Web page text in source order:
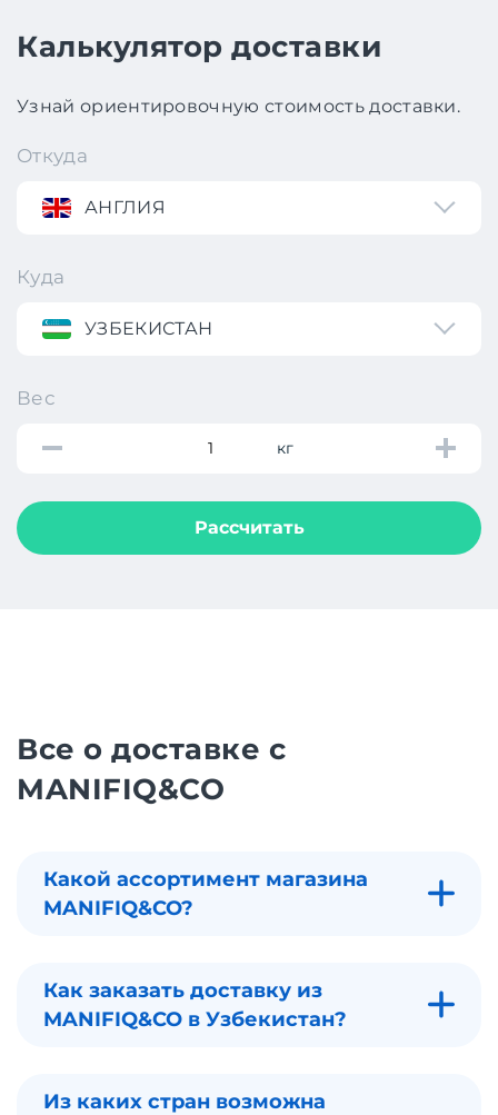
Калькулятор доставки
Узнай ориентировочную стоимость доставки.
Откуда
АНГЛИЯ
Куда
УЗБЕКИСТАН
Вес
кг
Рассчитать
Все о доставке с
MANIFIQ&CO
Какой ассортимент магазина
MANIFIQ&CO?
Как заказать доставку из
MANIFIQ&CO в Узбекистан?
Из каких стран возможна